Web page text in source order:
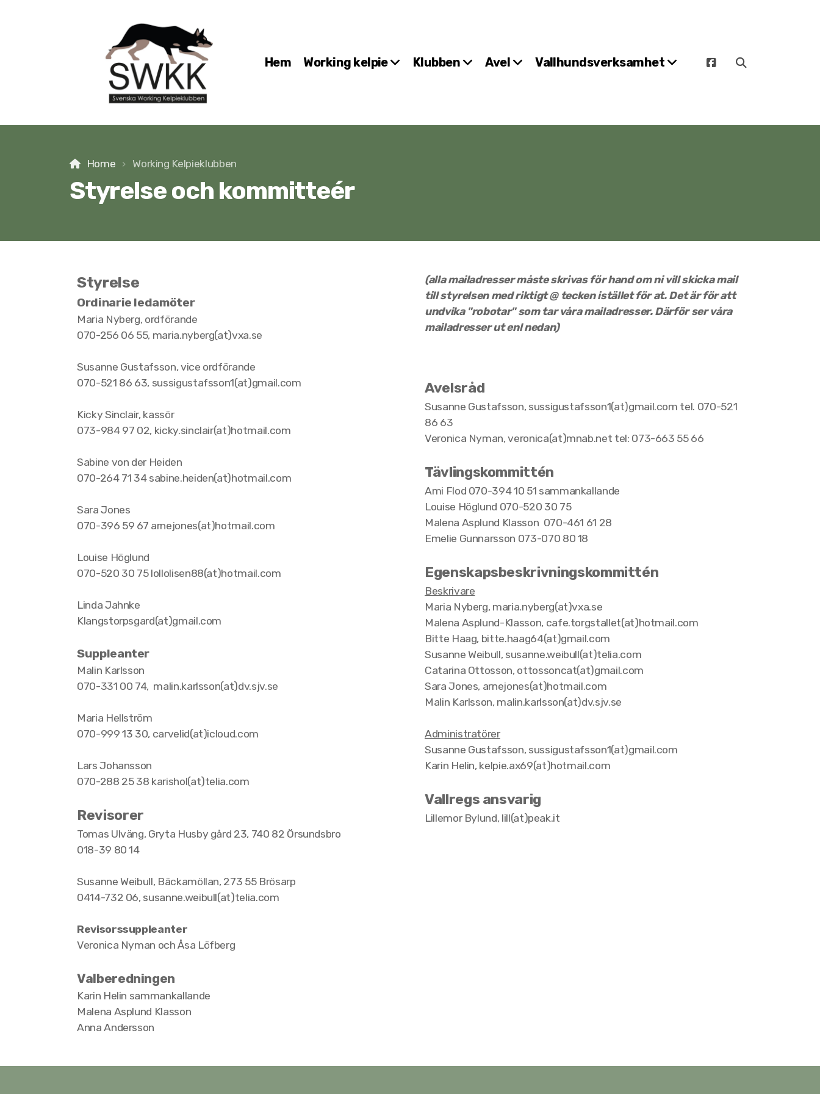
Hem Working kelpie Klubben Avel Vallhundsverksamhet
Home Working Kelpieklubben
Styrelse och kommitteér
Styrelse
Ordinarie ledamöter
Maria Nyberg, ordförande
070-256 06 55, maria.nyberg(at)vxa.se
Susanne Gustafsson, vice ordförande
070-521 86 63, sussigustafsson1(at)gmail.com
Kicky Sinclair, kassör
073-984 97 02, kicky.sinclair(at)hotmail.com
Sabine von der Heiden
070-264 71 34 sabine.heiden(at)hotmail.com
Sara Jones
070-396 59 67 arnejones(at)hotmail.com
Louise Höglund
070-520 30 75 lollolisen88(at)hotmail.com
Linda Jahnke
Klangstorpsgard(at)gmail.com
Suppleanter
Malin Karlsson
070-331 00 74, malin.karlsson(at)dv.sjv.se
Maria Hellström
070-999 13 30, carvelid(at)icloud.com
Lars Johansson
070-288 25 38 karishol(at)telia.com
Revisorer
Tomas Ulväng, Gryta Husby gård 23, 740 82 Örsundsbro
018-39 80 14
Susanne Weibull, Bäckamöllan, 273 55 Brösarp
0414-732 06, susanne.weibull(at)telia.com
Revisorssuppleanter
Veronica Nyman ochÅsa Löfberg
Valberedningen
Karin Helin sammankallande
Malena Asplund Klasson
Anna Andersson
(alla mailadresser måste skrivas för hand om ni vill skicka mail
till styrelsen med riktigt @ tecken istället för at. Det är för att
undvika "robotar" som tar våra mailadresser. Därför ser våra
mailadresser ut enl nedan)
Avelsråd
Susanne Gustafsson, sussigustafsson1(at)gmail.com tel. 070-521
86 63
Veronica Nyman,veronica(at)mnab.net tel: 073-663 55 66
Tävlingskommittén
Ami Flod 070-394 10 51 sammankallande
Louise Höglund 070-520 30 75
Malena Asplund Klasson 070-461 61 28
Emelie Gunnarsson 073-070 80 18
Egenskapsbeskrivningskommittén
Beskrivare
Maria Nyberg, maria.nyberg(at)vxa.se
Malena Asplund-Klasson, cafe.torgstallet(at)hotmail.com
Bitte Haag, bitte.haag64(at)gmail.com
Susanne Weibull, susanne.weibull(at)telia.com
Catarina Ottosson, ottossoncat(at)gmail.com
Sara Jones, arnejones(at)hotmail.com
Malin Karlsson, malin.karlsson(at)dv.sjv.se
Administratörer
Susanne Gustafsson, sussigustafsson1(at)gmail.com
Karin Helin, kelpie.ax69(at)hotmail.com
Vallregs ansvarig
Lillemor Bylund, lill(at)peak.it